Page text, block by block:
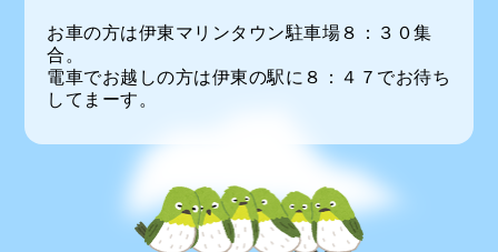
お車の方は伊東マリンタウン駐車場８：３０集
合。
電車でお越しの方は伊東の駅に８：４７でお待ち
してまーす。